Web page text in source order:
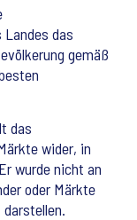
das
gemäß
das
wider, in
wurde nicht an
oder Märkte